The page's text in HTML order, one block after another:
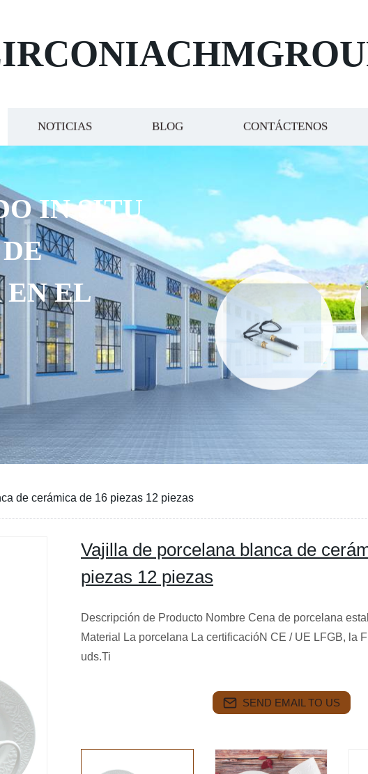
NOTICIAS BLOG CONTÁCTENOS
de cerámica de 16 piezas 12 piezas
Vajilla de porcelana blanca de
piezas 12 piezas
Descripción de Producto Nombre Cena de porcelana
Material La porcelana La certificacióN CE / UE LFGB, la
uds.Ti
SEND EMAIL TO US